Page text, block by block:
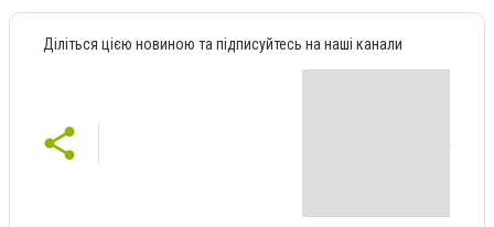
Діліться цією новиною та підписуйтесь на наші канали